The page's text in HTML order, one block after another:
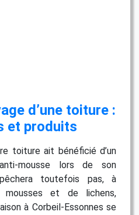
d’une toiture :
et produits
toiture ait bénéficié d’un
mousse lors de son
toutefois pas, à
mousses et de lichens,
à Corbeil-Essonnes se